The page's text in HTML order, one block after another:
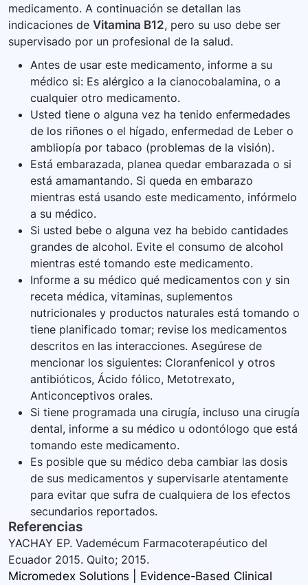
medicamento. A continuación se detallan las
indicaciones de Vitamina B12, pero su uso debe ser
supervisado por un profesional de la salud.
Antes de usar este medicamento, informe a su
médico si: Es alérgico a la cianocobalamina, o a
cualquier otro medicamento.
Usted tiene o alguna vez ha tenido enfermedades
de los riñones o el hígado, enfermedad de Leber o
ambliopía por tabaco (problemas de la visión).
Está embarazada, planea quedar embarazada o si
está amamantando. Si queda en embarazo
mientras está usando este medicamento, infórmelo
a su médico.
Si usted bebe o alguna vez ha bebido cantidades
grandes de alcohol. Evite el consumo de alcohol
mientras esté tomando este medicamento.
Informe a su médico qué medicamentos con y sin
receta médica, vitaminas, suplementos
nutricionales y productos naturales está tomando o
tiene planificado tomar; revise los medicamentos
descritos en las interacciones. Asegúrese de
mencionar los siguientes: Cloranfenicol y otros
antibióticos, Ácido fólico, Metotrexato,
Anticonceptivos orales.
Si tiene programada una cirugía, incluso una cirugía
dental, informe a su médico u odontólogo que está
tomando este medicamento.
Es posible que su médico deba cambiar las dosis
de sus medicamentos y supervisarle atentamente
para evitar que sufra de cualquiera de los efectos
secundarios reportados.
Referencias
YACHAY EP. Vademécum Farmacoterapéutico del
Ecuador 2015. Quito; 2015.
Micromedex Solutions | Evidence-Based Clinical